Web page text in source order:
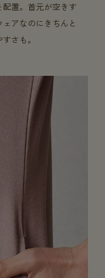
置。首元が空きす
アなのにきちんと
さも。